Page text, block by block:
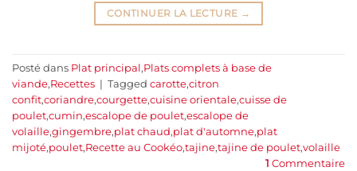
CONTINUER LA LECTURE →
Posté dans Plat principal,Plats complets à base de
viande,Recettes | Tagged carotte,citron
confit,coriandre,courgette,cuisine orientale,cuisse de
poulet,cumin,escalope de poulet,escalope de
volaille,gingembre,plat chaud,plat d'automne,plat
mijoté,poulet,Recette au Cookéo,tajine,tajine de poulet,volaille
1 Commentaire